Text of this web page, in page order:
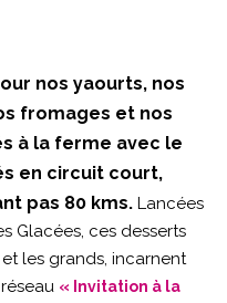
nos yaourts, nos
fromages et nos
à la ferme avec le
en circuit court,
pas 80 kms. Lancées
Glacées, ces desserts
les grands, incarnent
« Invitation à la